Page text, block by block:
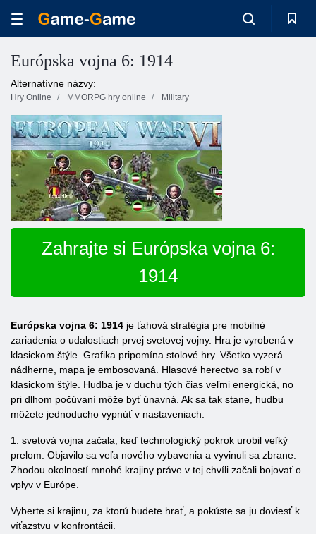
Európska vojna 6: 1914
Alternatívne názvy:
Hry Online MMORPG hry online Military
Zahrajte si Európska vojna 6:
1914
Európska vojna 6: 1914 je ťahová stratégia pre mobilné
zariadenia o udalostiach prvej svetovej vojny. Hra je vyrobená v
klasickom štýle. Grafika pripomína stolové hry. Všetko vyzerá
nádherne, mapa je embosovaná. Hlasové herectvo sa robí v
klasickom štýle. Hudba je v duchu tých čias veľmi energická, no
pri dlhom počúvaní môže byť únavná. Ak sa tak stane, hudbu
môžete jednoducho vypnúť v nastaveniach.
1. svetová vojna začala, keď technologický pokrok urobil veľký
prelom. Objavilo sa veľa nového vybavenia a vyvinuli sa zbrane.
Zhodou okolností mnohé krajiny práve v tej chvíli začali bojovať o
vplyv v Európe.
Vyberte si krajinu, za ktorú budete hrať, a pokúste sa ju doviesť k
víťazstvu v konfrontácii.